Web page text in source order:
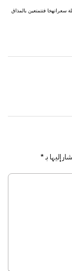
سعراتهخا فتتمتعين بالمذاق
إليها بـ*